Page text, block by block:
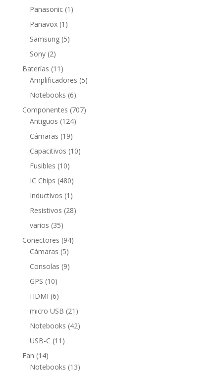
productos
Panasonic 1 1
Panavox 1 1
producto
Samsung 55
Sony 22
productos
Baterías 11 11
productos
Amplificadores 55
Notebooks 66
productos
Componentes 707707
Antiguos 124124
Cámaras 1919
productos
Capacitivos 1010
Fusibles 1010
productos
IC Chips 480480
productos
Inductivos 1 1
producto
Resistivos 2828
varios 3535
productos
Conectores 9494
Cámaras 55
productos
Consolas 99
GPS 1010
productos
HDMI 66
productos
micro USB 21 21
productos
Notebooks 4242
USB-C 11 11
Fan 1414
productos
Notebooks 1313